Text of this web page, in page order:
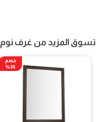
تسوق المزيد من غرف نوم
خصم
35%